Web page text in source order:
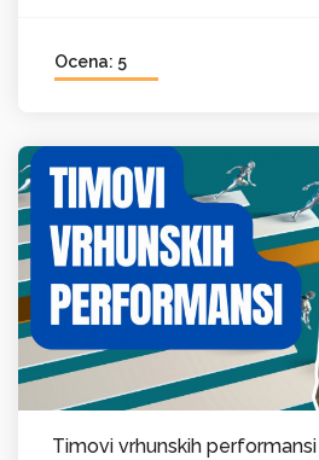
Ocena: 5
Timovi vrhunskih performansi